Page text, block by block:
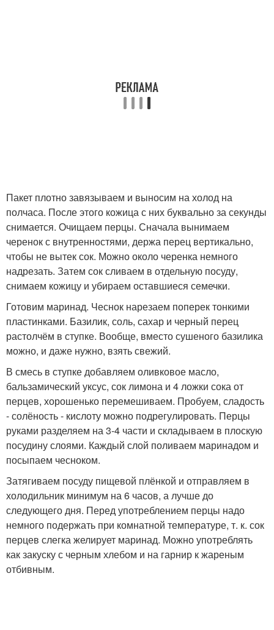
Пакет плотно завязываем и выносим на холод на
полчаса. После этого кожица с них буквально за секунды
снимается. Очищаем перцы. Сначала вынимаем
черенок с внутренностями, держа перец вертикально,
чтобы не вытек сок. Можно около черенка немного
надрезать. Затем сок сливаем в отдельную посуду,
снимаем кожицу и убираем оставшиеся семечки.
Готовим маринад. Чеснок нарезаем поперек тонкими
пластинками. Базилик, соль, сахар и черный перец
растолчём в ступке. Вообще, вместо сушеного базилика
можно, и даже нужно, взять свежий.
В смесь в ступке добавляем оливковое масло,
бальзамический уксус, сок лимона и 4 ложки сока от
перцев, хорошенько перемешиваем. Пробуем, сладость
- солёность - кислоту можно подрегулировать. Перцы
руками разделяем на 3-4 части и складываем в плоскую
посудину слоями. Каждый слой поливаем маринадом и
посыпаем чесноком.
Затягиваем посуду пищевой плёнкой и отправляем в
холодильник минимум на 6 часов, а лучше до
следующего дня. Перед употреблением перцы надо
немного подержать при комнатной температуре, т. к. сок
перцев слегка желирует маринад. Можно употреблять
как закуску с черным хлебом и на гарнир к жареным
отбивным.